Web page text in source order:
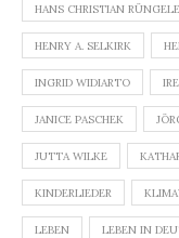
HANS CHRISTIAN
HENRY A. SELKIRK
INGRID WIDIARTO
JANICE PASCHEK
JUTTA WILKE
KINDERLIEDER
LEBEN LEBEN IN